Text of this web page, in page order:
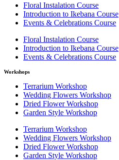
Floral Instalation Course
Introduction to Ikebana Course
Events & Celebrations Course
Floral Instalation Course
Introduction to Ikebana Course
Events & Celebrations Course
Workshops
Terrarium Workshop
Wedding Flowers Workshop
Dried Flower Workshop
Garden Style Workshop
Terrarium Workshop
Wedding Flowers Workshop
Dried Flower Workshop
Garden Style Workshop